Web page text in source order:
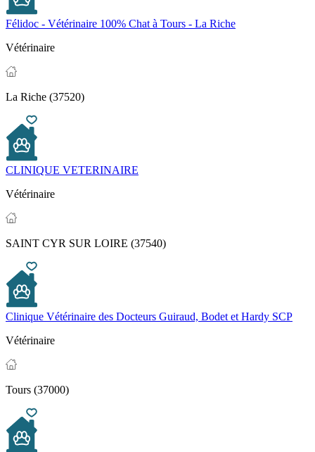
Félidoc - Vétérinaire 100% Chat à Tours - La Riche
Vétérinaire
La Riche (37520)
CLINIQUE VETERINAIRE
Vétérinaire
SAINT CYR SUR LOIRE (37540)
Clinique Vétérinaire des Docteurs Guiraud, Bodet et Hardy SCP
Vétérinaire
Tours (37000)